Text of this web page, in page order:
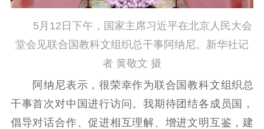
服务管理平台
管理平台
服务管理
文化产业
统计分析
数字出版
审读服务
新闻发布工作备
案管理系统
理论宣讲
责任编辑注册
业务申报系统
5月12日下午，国家主席习近平在北京人民大会
堂会见联合国教科文组织总干事阿纳尼。新华社记
者 黄敬文 摄
阿纳尼表示，很荣幸作为联合国教科文组织总
干事首次对中国进行访问。我期待团结各成员国，
倡导对话合作、促进相互理解、增进文明互鉴，建